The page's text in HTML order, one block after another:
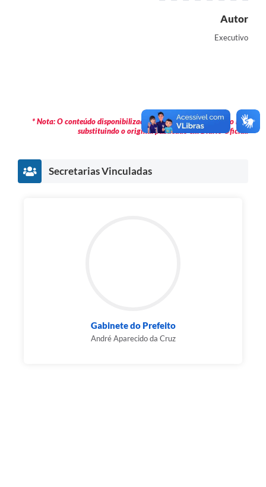
Autor
Executivo
* Nota: O conteúdo disponibilizado é meramente informativo não
substituindo o original publicado em Diário Oficial.
Secretarias Vinculadas
Gabinete do Prefeito
André Aparecido da Cruz